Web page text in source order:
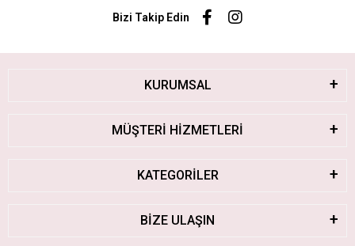
Bizi Takip Edin
KURUMSAL
MÜŞTERİ HİZMETLERİ
KATEGORİLER
BİZE ULAŞIN